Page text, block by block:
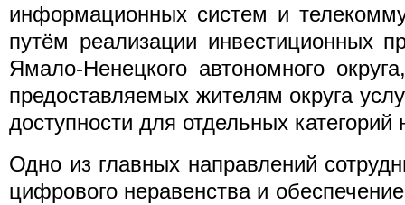
информационных систем и
путём реализации инвестиционных
Ямало-Ненецкого автономного
предоставляемых жителям округа
доступности для отдельных категорий
Одно из главных направлений
цифрового неравенства и